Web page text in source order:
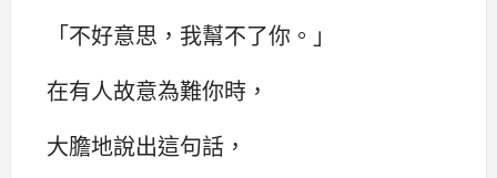
「不好意思，我幫不了你。」
在有人故意為難你時，
大膽地說出這句話，